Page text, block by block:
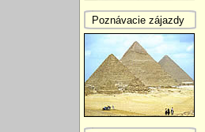
Poznávacie zájazdy